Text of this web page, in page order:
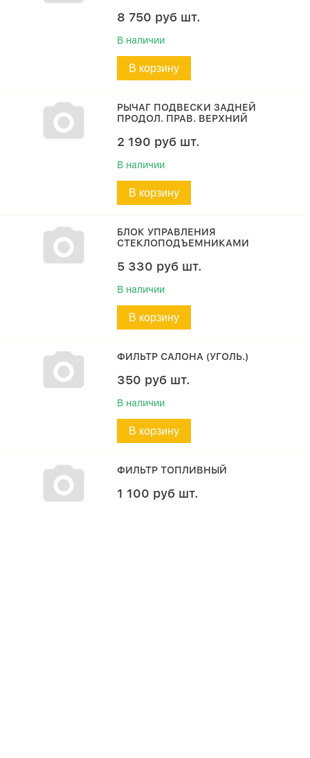
8 750 руб шт.
В наличии
В корзину
РЫЧАГ ПОДВЕСКИ ЗАДНЕЙ
ПРОДОЛ. ПРАВ. ВЕРХНИЙ
2 190 руб шт.
В наличии
В корзину
БЛОК УПРАВЛЕНИЯ
СТЕКЛОПОДЪЕМНИКАМИ
5 330 руб шт.
В наличии
В корзину
ФИЛЬТР САЛОНА (УГОЛЬ.)
350 руб шт.
В наличии
В корзину
ФИЛЬТР ТОПЛИВНЫЙ
1 100 руб шт.